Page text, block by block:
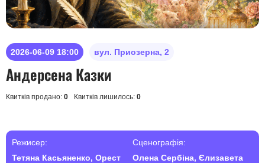
2026-06-09 18:00 вул. Приозерна, 2
Андерсена Казки
Квитків продано: 0 Квитків лишилось: 0
Режисер:
Тетяна Касьяненко, Орест
Сценографія:
Олена Сербіна, Єлизавета